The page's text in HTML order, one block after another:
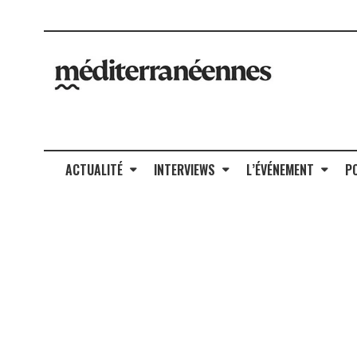
ACTUALITÉ INTERVIEWS L’ÉVÉNEMENT